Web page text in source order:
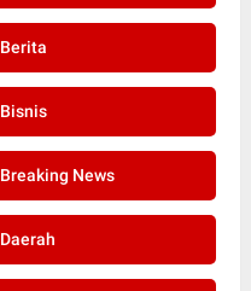
Berita
Bisnis
Breaking News
Daerah